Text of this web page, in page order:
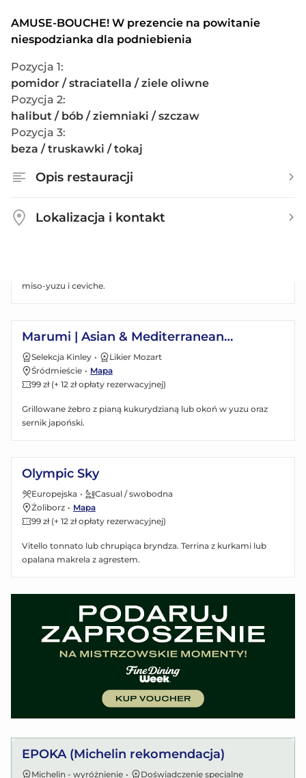
Magari (PURO Hotel 4*)
Europejska •
Casual / swobodna
Śródmieście
99 zł (+ 12 zł opłaty rezerwacyjnej)
Kaczka z pieprzem tasmańskim lub gnocchi z letnią truflą. Na
deser sorbet Prosecco.
Polecane restauracje •
Fine dining
miso-yuzu i ceviche.
Marumi | Asian & Mediterranean
restaurant
Selekcja Kinley •
Likier Mozart
Śródmieście • Mapa
99 zł (+ 12 zł opłaty rezerwacyjnej)
Grillowane żebro z pianą kukurydzianą lub okoń w yuzu oraz
sernik japoński.
Olympic Sky
Europejska •
Casual / swobodna
Żoliborz • Mapa
99 zł (+ 12 zł opłaty rezerwacyjnej)
Vitello tonnato lub chrupiąca bryndza. Terrina z kurkami lub
opalana makrela z agrestem.
EPOKA (Michelin rekomendacja)
Michelin - wyróżnienie •
Doświadczenie specjalne
AMUSE-BOUCHE! W prezencie na powitanie
niespodzianka dla podniebienia
Pozycja 1:
pomidor / straciatella / ziele oliwne
Pozycja 2:
halibut / bób / ziemniaki / szczaw
Pozycja 3:
beza / truskawki / tokaj
Opis restauracji
Lokalizacja i kontakt